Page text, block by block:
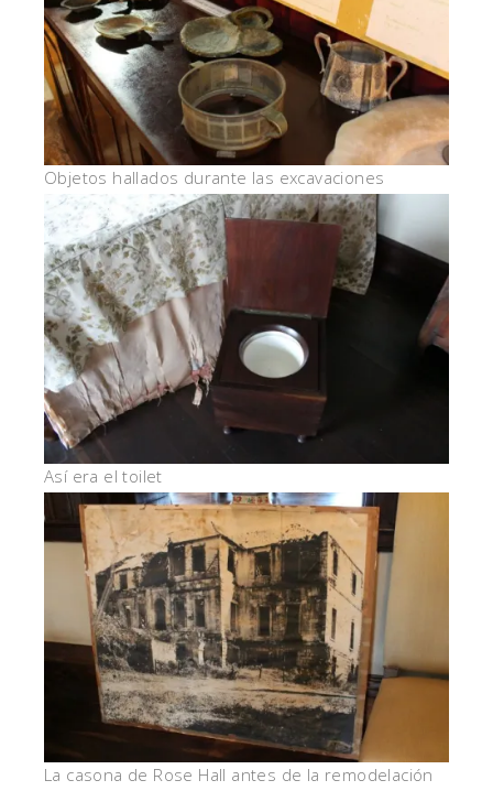
Objetos hallados durante las excavaciones
Así era el toilet
La casona de Rose Hall antes de la remodelación